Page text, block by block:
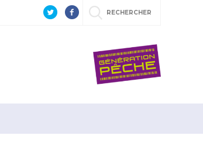
RECHERCHER